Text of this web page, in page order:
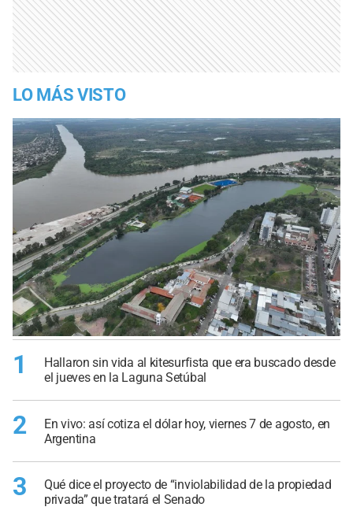
LO MÁS VISTO
1
Hallaron sin vida al kitesurfista que era buscado desde
el jueves en la Laguna Setúbal
2
En vivo: así cotiza el dólar hoy, viernes 7 de agosto, en
Argentina
3
Qué dice el proyecto de “inviolabilidad de la propiedad
privada” que tratará el Senado